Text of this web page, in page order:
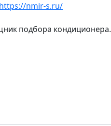
https://nmir-s.ru/
подбора кондиционера.